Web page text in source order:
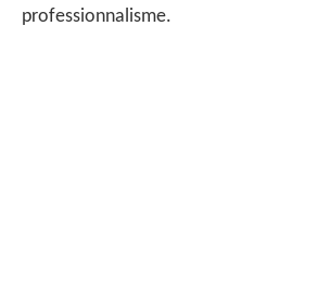
professionnalisme.